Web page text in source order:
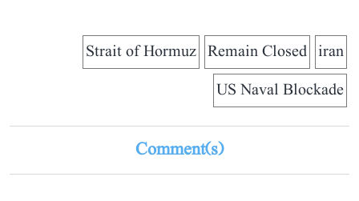
iran
Remain Closed
Strait of Hormuz
US Naval Blockade
Comment(s)